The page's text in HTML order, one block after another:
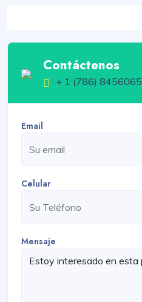
Contáctenos
+ 1 (786) 8456065
Email
Celular
Mensaje